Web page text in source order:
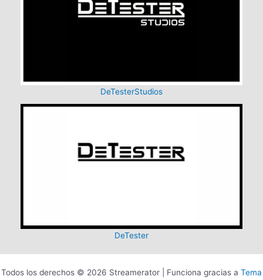
DeTesterStudios
DeTester
Todos los derechos © 2026 Streamerator | Funciona gracias a Tema